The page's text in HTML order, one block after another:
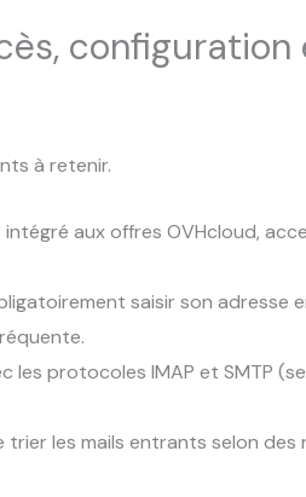
à retenir.
aux offres OVHcloud,
saisir son adresse
protocoles IMAP et SMTP
les mails entrants selon des